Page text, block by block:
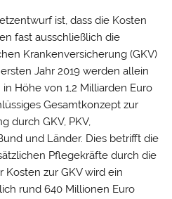
ist, dass die Kosten
fast ausschließlich die
Krankenversicherung (GKV)
Jahr 2019 werden allein
Höhe von 1,2 Milliarden Euro
Gesamtkonzept zur
durch GKV, PKV,
und Länder. Dies betrifft die
Pflegekräfte durch die
Kosten zur GKV wird ein
rund 640 Millionen Euro